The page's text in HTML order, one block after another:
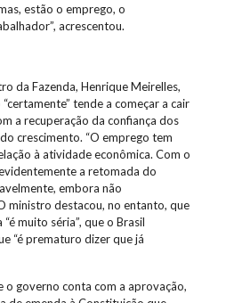
estão o emprego, o
acrescentou.
da Fazenda, Henrique Meirelles,
tende a começar a cair
a recuperação da confiança dos
crescimento. “O emprego tem
à atividade econômica. Com o
a retomada do
embora não
ministro destacou, no entanto, que
muito séria”, que o Brasil
“é prematuro dizer que já
o governo conta com a aprovação,